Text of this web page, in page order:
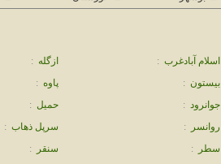
اسلام آبادغرب : ازگله :
بيستون : پاوه :
جوانرود : حميل :
روانسر
: سرپل ذهاب :
سطر
: سنقر :